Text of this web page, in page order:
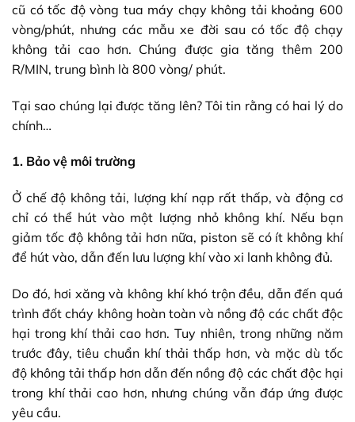
cũ có tốc độ vòng tua máy chạy không tải khoảng 600
vòng/phút, nhưng các mẫu xe đời sau có tốc độ chạy
không tải cao hơn. Chúng được gia tăng thêm 200
R/MIN, trung bình là 800 vòng/ phút.
Tại sao chúng lại được tăng lên? Tôi tin rằng có hai lý do
chính…
1. Bảo vệ môi trường
Ở chế độ không tải, lượng khí nạp rất thấp, và động cơ
chỉ có thể hút vào một lượng nhỏ không khí. Nếu bạn
giảm tốc độ không tải hơn nữa, piston sẽ có ít không khí
để hút vào, dẫn đến lưu lượng khí vào xi lanh không đủ.
Do đó, hơi xăng và không khí khó trộn đều, dẫn đến quá
trình đốt cháy không hoàn toàn và nồng độ các chất độc
hại trong khí thải cao hơn. Tuy nhiên, trong những năm
trước đây, tiêu chuẩn khí thải thấp hơn, và mặc dù tốc
độ không tải thấp hơn dẫn đến nồng độ các chất độc hại
trong khí thải cao hơn, nhưng chúng vẫn đáp ứng được
yêu cầu.